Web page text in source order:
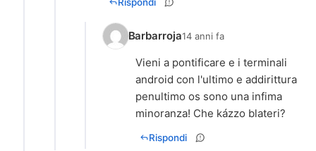
Barbarroja14 anni fa
Vieni a pontificare e i terminali
android con l'ultimo e addirittura
penultimo os sono una infima
minoranza! Che kázzo blateri?
Rispondi